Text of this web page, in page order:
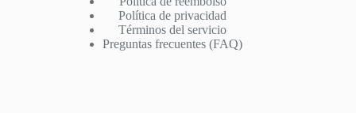
Política de privacidad
Términos del servicio
Preguntas frecuentes (FAQ)